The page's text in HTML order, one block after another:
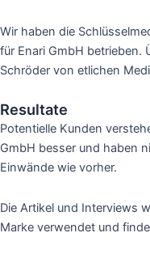
Wir haben die
für Enari GmbH betrieben.
Schröder von etlichen
Resultate
Potentielle Kunden
GmbH besser und haben
Einwände wie vorher.
Die Artikel und Interviews
Marke verwendet und